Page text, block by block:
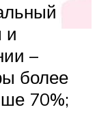
и
–
более
70%;